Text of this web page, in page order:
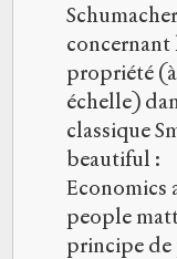
Schumacher
concernant
propriété
échelle)
classique
beautiful :
Economics
people
principe de